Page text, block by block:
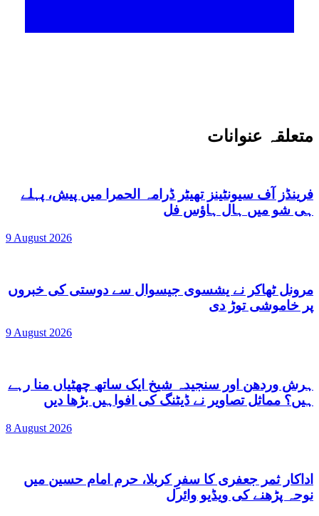
متعلقہ عنوانات
فرینڈز آف سیونٹینز تھیٹر ڈرامہ الحمرا میں پیش، پہلے
ہی شو میں ہال ہاؤس فل
9 August 2026
مرونل ٹھاکر نے یشسوی جیسوال سے دوستی کی خبروں
پر خاموشی توڑ دی
9 August 2026
ہرش وردھن اور سنجیدہ شیخ ایک ساتھ چھٹیاں منا رہے
ہیں؟ مماثل تصاویر نے ڈیٹنگ کی افواہیں بڑھا دیں
8 August 2026
اداکار ثمر جعفری کا سفرِ کربلا، حرم امام حسین میں
نوحہ پڑھنے کی ویڈیو وائرل